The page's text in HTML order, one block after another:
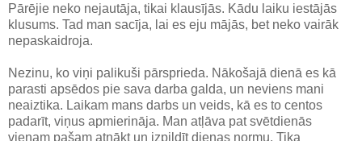
Pārējie neko nejautāja, tikai klausījās. Kādu laiku iestājās
klusums. Tad man sacīja, lai es eju mājās, bet neko vairāk
nepaskaidroja.
Nezinu, ko viņi palikuši pārsprieda. Nākošajā dienā es kā
parasti apsēdos pie sava darba galda, un neviens mani
neaiztika. Laikam mans darbs un veids, kā es to centos
padarīt, viņus apmierināja. Man atļāva pat svētdienās
vienam pašam atnākt un izpildīt dienas normu. Tika